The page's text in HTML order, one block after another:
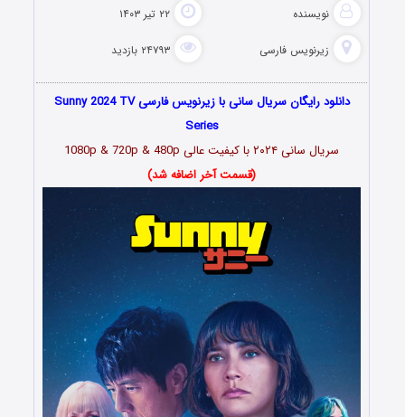
نویسنده ۲۲ تیر ۱۴۰۳
زیرنویس فارسی ۲۴۷۹۳ بازدید
دانلود رایگان سریال سانی با زیرنویس فارسی Sunny 2024 TV
Series
سریال سانی ۲۰۲۴ با کیفیت عالی 1080p & 720p & 480p
(قسمت آخر اضافه شد)